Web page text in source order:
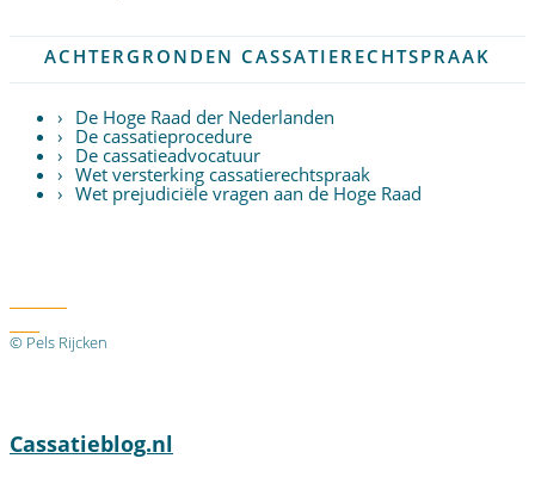
ACHTERGRONDEN CASSATIERECHTSPRAAK
De Hoge Raad der Nederlanden
De cassatieprocedure
De cassatieadvocatuur
Wet versterking cassatierechtspraak
Wet prejudiciële vragen aan de Hoge Raad
© Pels Rijcken
Cassatieblog.nl